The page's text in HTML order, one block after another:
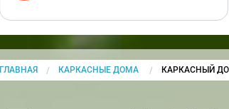
ГЛАВНАЯ КАРКАСНЫЕ ДОМА CURRENT:
КАРКАСНЫЙ